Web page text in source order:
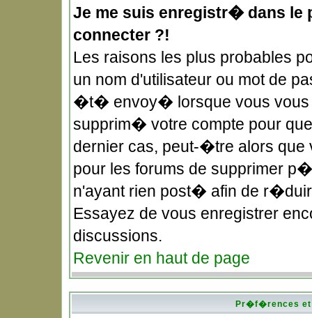
Je me suis enregistr� dans le
connecter ?!
Les raisons les plus probables
un nom d'utilisateur ou mot de
�t� envoy� lorsque vous vous
supprim� votre compte pour
dernier cas, peut-�tre alors
pour les forums de supprimer
n'ayant rien post� afin de
Essayez de vous enregistrer
discussions.
Revenir en haut de page
Pr�f�rences